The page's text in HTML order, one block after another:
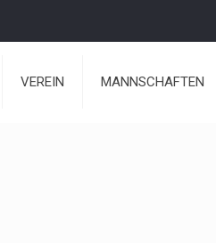
VEREIN MANNSCHAFTEN